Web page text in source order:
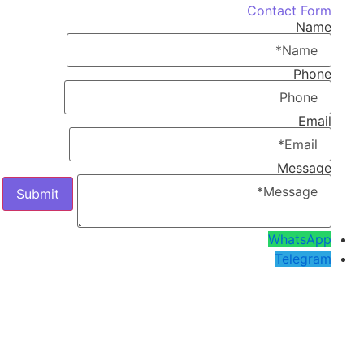
Contact Form
Name
Phone
Email
Message
WhatsApp
Telegram